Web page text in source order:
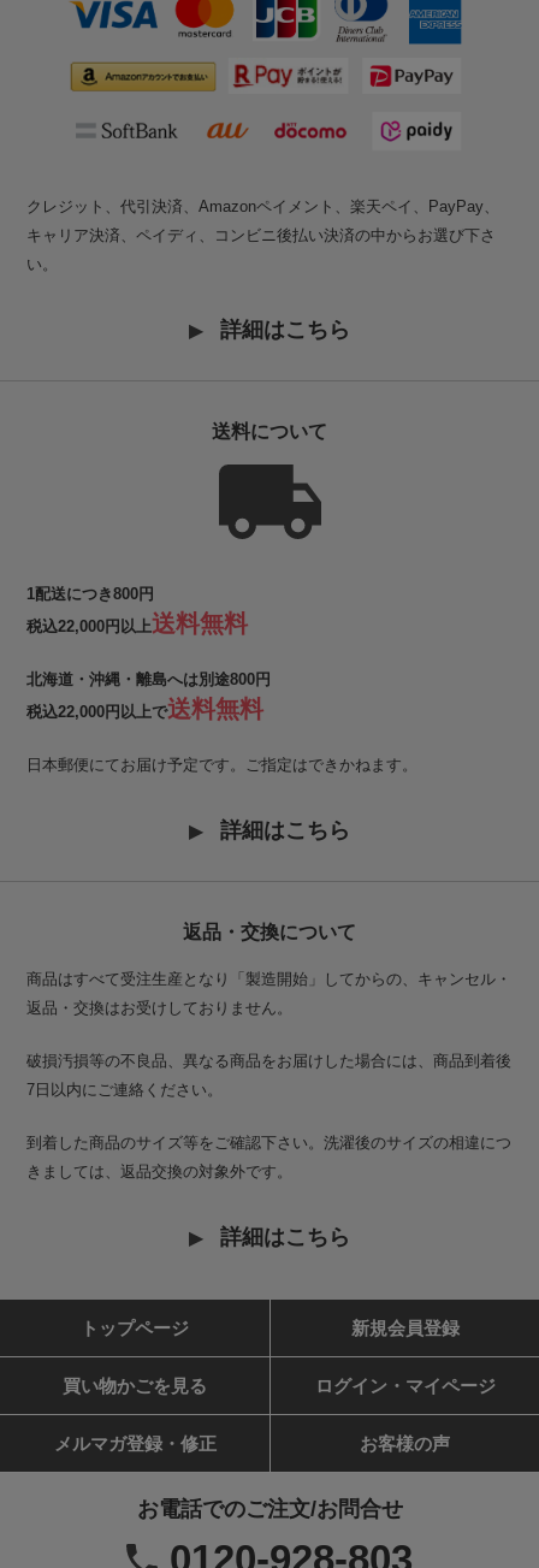
クレジット、代引決済、Amazonペイメント、楽天ペイ、PayPay、
キャリア決済、ペイディ、コンビニ後払い決済の中からお選び下さ
い。
詳細はこちら
送料について
1配送につき800円
税込22,000円以上送料無料
北海道・沖縄・離島へは別途800円
税込22,000円以上で送料無料
日本郵便にてお届け予定です。ご指定はできかねます。
詳細はこちら
返品・交換について
商品はすべて受注生産となり「製造開始」してからの、キャンセル・
返品・交換はお受けしておりません。
破損汚損等の不良品、異なる商品をお届けした場合には、商品到着後
7日以内にご連絡ください。
到着した商品のサイズ等をご確認下さい。洗濯後のサイズの相違につ
きましては、返品交換の対象外です。
詳細はこちら
トップページ 新規会員登録
買い物かごを見る ログイン・マイページ
メルマガ登録・修正 お客様の声
お電話でのご注文/お問合せ
0120-928-803